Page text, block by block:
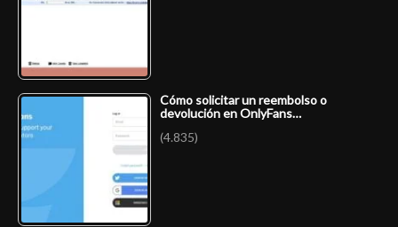
Cómo solicitar un reembolso o
devolución en OnlyFans…
(4.835)